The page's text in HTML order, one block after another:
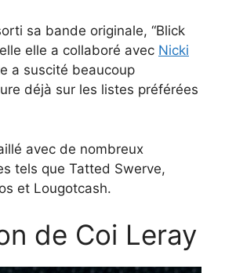
sa bande originale, “Blick
elle a collaboré avec Nicki
a suscité beaucoup
déjà sur les listes préférées
avec de nombreux
tels que Tatted Swerve,
et Lougotcash.
de Coi Leray